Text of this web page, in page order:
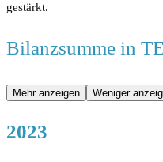
gestärkt.
Bilanzsumme in
Mehr anzeigen Weniger
2023